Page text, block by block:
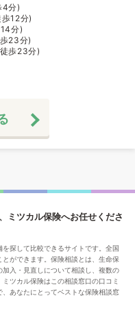
4分)
12分)
分)
23分)
歩23分)
ミツカル保険へお任せくださ
探して比較できるサイトです。全国
ができます。保険相談とは、生命保
入・見直しについて相談し、複数の
ツカル保険はこの相談窓口の口コミ
あなたにとってベストな保険相談窓